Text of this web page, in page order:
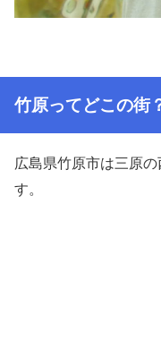
竹原ってどこの街
広島県竹原市は三原
す。